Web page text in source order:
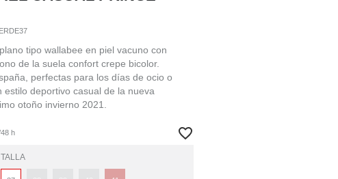
tipo wallabee en piel vacuno con
de la suela confort crepe bicolor.
perfectas para los días de ocio o
estilo deportivo casual de la nueva
otoño invierno 2021.
h
TALLA